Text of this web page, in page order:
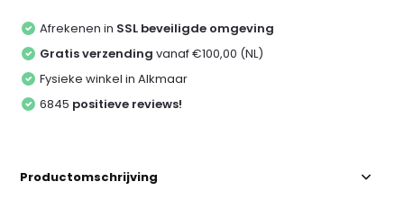
Afrekenen in SSL beveiligde omgeving
Gratis verzending vanaf €100,00 (NL)
Fysieke winkel in Alkmaar
6845 positieve reviews!
Productomschrijving